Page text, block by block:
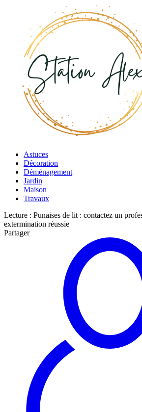
Astuces
Décoration
Déménagement
Jardin
Maison
Travaux
Lecture : Punaises de lit : contactez un
extermination réussie
Partager